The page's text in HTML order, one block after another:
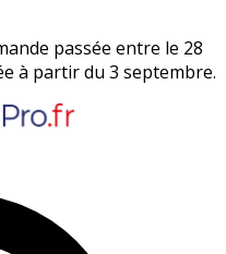
passée entre le 28
à partir du 3 septembre.